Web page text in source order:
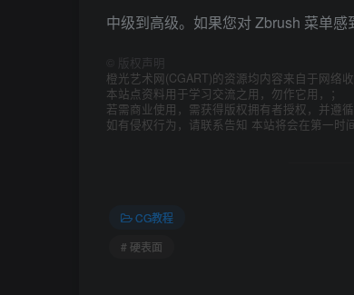
中级到高级。如果您对 Zbrush 菜单感
版权声明
橙光艺术网(CGART)的资源均内容来自于网络
本站点资料用于学习交流之用，勿作它用，；
若需商业使用，需获得版权拥有者授权，并遵
如有侵权行为，请联系告知 本站将会在第一时间
CG教程
# 硬表面